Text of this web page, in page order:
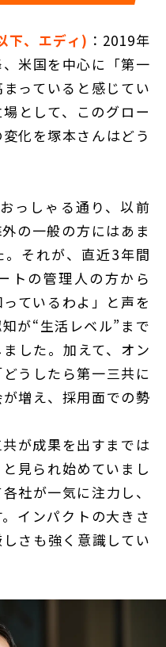
下、エディ) ：2019年
米国を中心に「第一
っていると感じてい
として、このグロー
化を塚本さんはどう
おっしゃる通り、以前
の一般の方にはあま
。それが、直近3年間
トの管理人の方から
ているわよ」と声を
が“生活レベル”まで
した。加えて、オン
うしたら第一三共に
増え、採用面での勢
が成果を出すまでは
見られ始めていまし
社が一気に注力し、
インパクトの大きさ
さも強く意識してい